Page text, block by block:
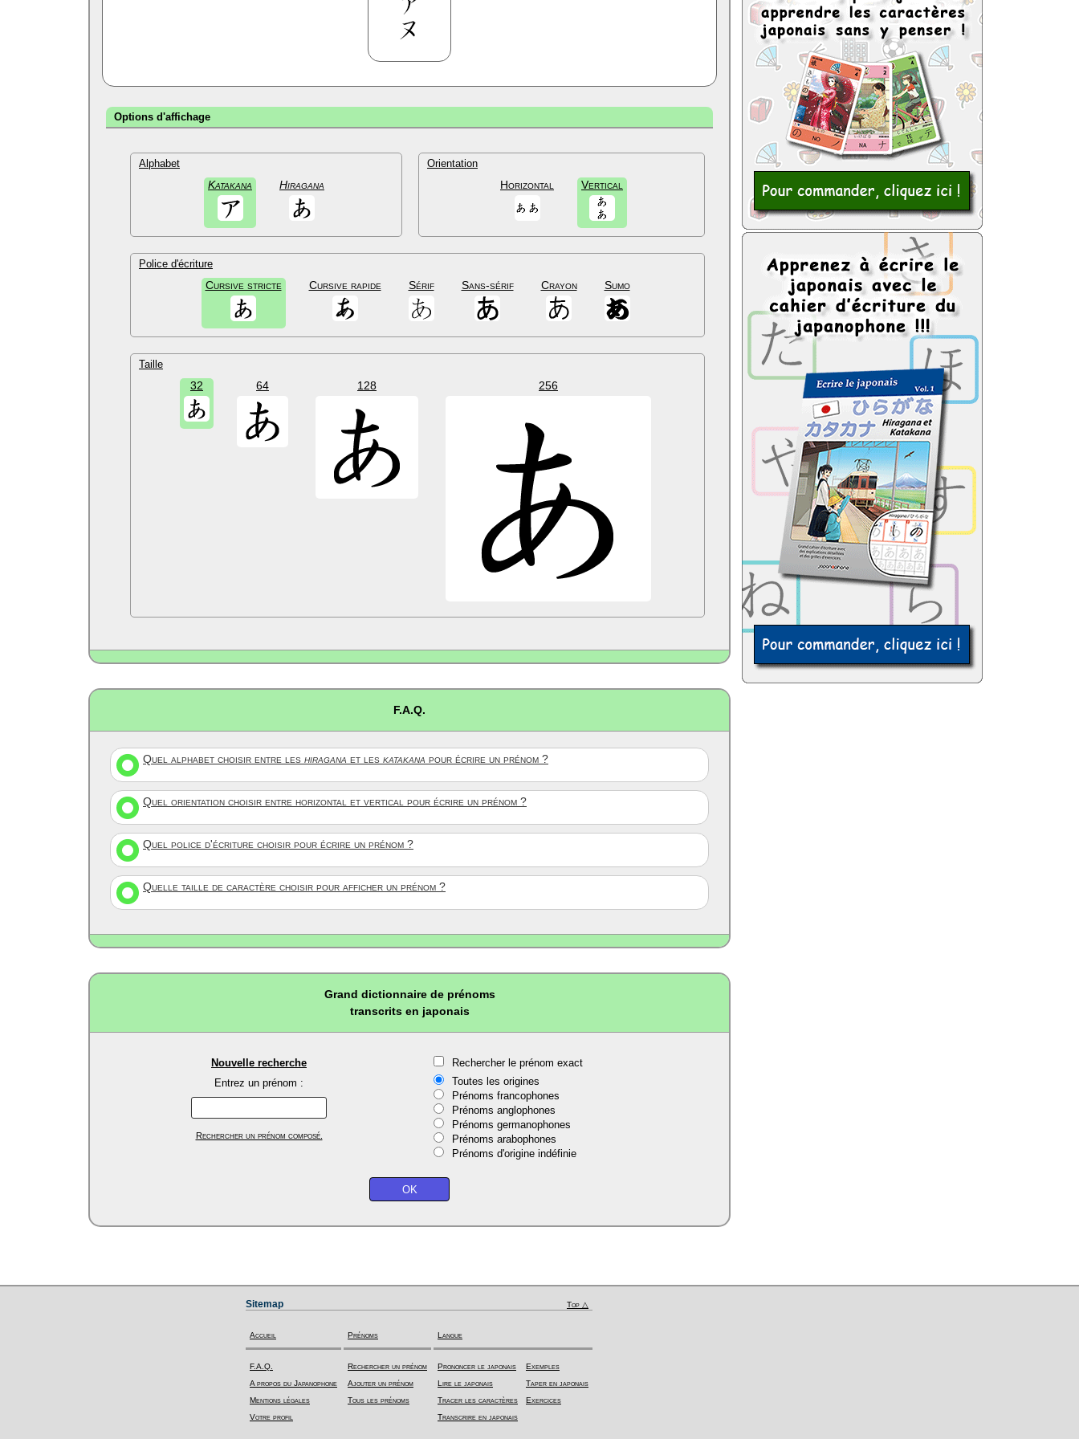
Options d'affichage
Alphabet
Katakana Hiragana
Orientation
Horizontal Vertical
Police d'écriture
Cursive stricte Cursive rapide Sérif Sans-sérif Crayon Sumo
Taille
32 64 128 256
F.A.Q.
Quel alphabet choisir entre les hiragana et les katakana pour écrire un prénom ?
Quel orientation choisir entre horizontal et vertical pour écrire un prénom ?
Quel police d'écriture choisir pour écrire un prénom ?
Quelle taille de caractère choisir pour afficher un prénom ?
Grand dictionnaire de prénoms
transcrits en japonais
Nouvelle recherche
Entrez un prénom :
Rechercher un prénom composé.
Rechercher le prénom exact
Toutes les origines
Prénoms francophones
Prénoms anglophones
Prénoms germanophones
Prénoms arabophones
Prénoms d'origine indéfinie
Sitemap Top △
Accueil
F.A.Q.
A propos du Japanophone
Mentions légales
Votre profil
Prénoms
Rechercher un prénom
Ajouter un prénom
Tous les prénoms
Langue
Prononcer le japonais
Lire le japonais
Tracer les caractères
Transcrire en japonais
Exemples
Taper en japonais
Exercices